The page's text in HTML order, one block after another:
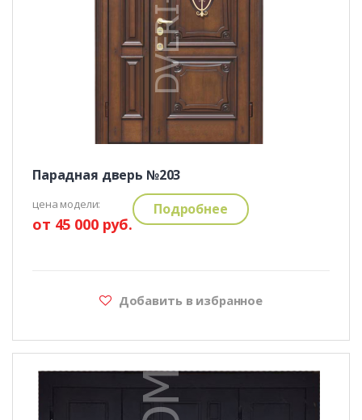
Парадная дверь №203
цена модели:
от 45 000 руб.
Подробнее
Добавить в избранное